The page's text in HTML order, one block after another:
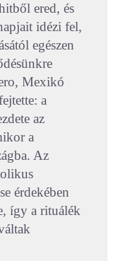
ered, és
idézi fel,
egészen
Mexikó
a
az
a
Az
érdekében
így a rituálék